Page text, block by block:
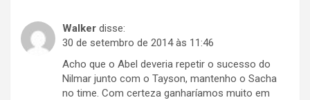
Walker disse:
30 de setembro de 2014 às 11:46
Acho que o Abel deveria repetir o sucesso do
Nilmar junto com o Tayson, mantenho o Sacha
no time. Com certeza ganharíamos muito em